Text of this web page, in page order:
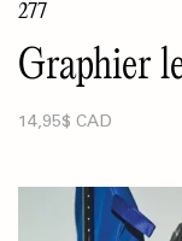
277
Graphier
14,95$ CAD